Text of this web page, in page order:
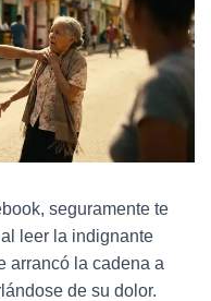
seguramente te
leer la indignante
arrancó la cadena a
de su dolor.